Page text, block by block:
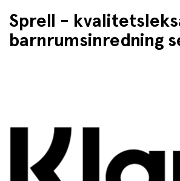
Sprell -
barnrumsinredning